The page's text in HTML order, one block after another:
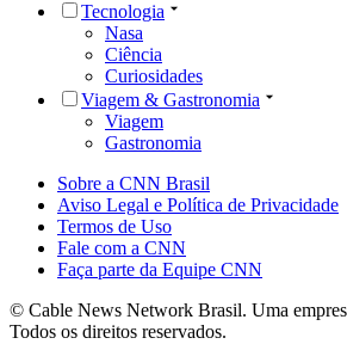
Tecnologia
Nasa
Ciência
Curiosidades
Viagem & Gastronomia
Viagem
Gastronomia
Sobre a CNN Brasil
Aviso Legal e Política de Privacidade
Termos de Uso
Fale com a CNN
Faça parte da Equipe CNN
© Cable News Network Brasil. Uma
Todos os direitos reservados.